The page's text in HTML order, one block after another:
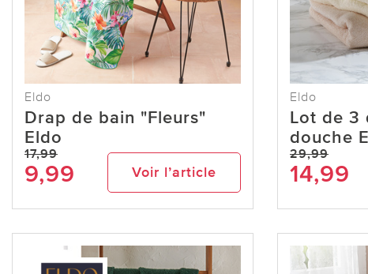
Eldo
Drap de bain "Fleurs"
Eldo
17,99
9,99 Voir l’article
Eldo
Lot de 3
douche
29,99
14,99